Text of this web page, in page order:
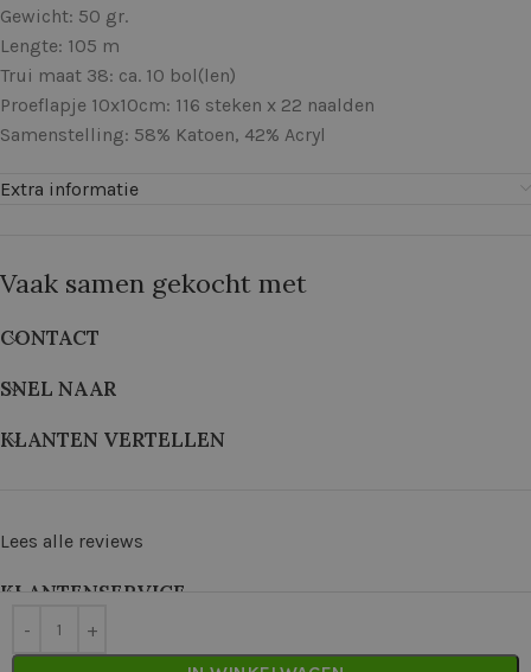
Gewicht: 50 gr.
Lengte: 105 m
Trui maat 38: ca. 10 bol(len)
Proeflapje 10x10cm: 116 steken x 22 naalden
Samenstelling: 58% Katoen, 42% Acryl
Extra informatie
Vaak samen gekocht met
CONTACT
SNEL NAAR
KLANTEN VERTELLEN
Lees alle reviews
KLANTENSERVICE
2026